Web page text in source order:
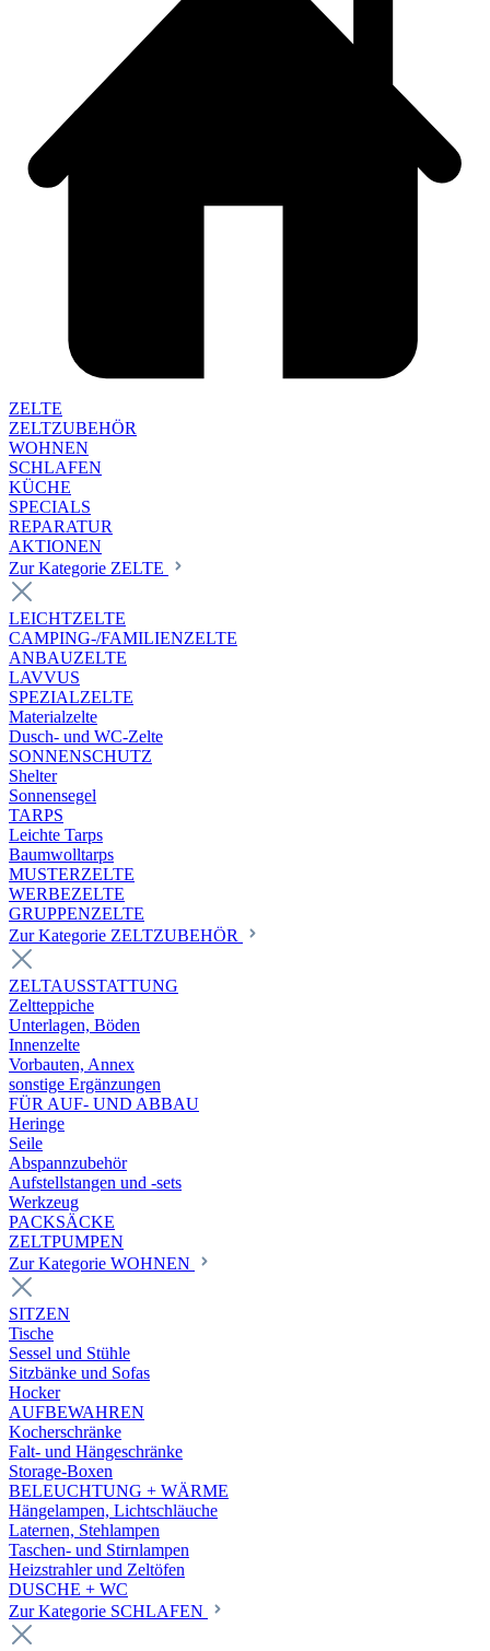
ZELTE
ZELTZUBEHÖR
WOHNEN
SCHLAFEN
KÜCHE
SPECIALS
REPARATUR
AKTIONEN
Zur Kategorie ZELTE
LEICHTZELTE
CAMPING-/FAMILIENZELTE
ANBAUZELTE
LAVVUS
SPEZIALZELTE
Materialzelte
Dusch- und WC-Zelte
SONNENSCHUTZ
Shelter
Sonnensegel
TARPS
Leichte Tarps
Baumwolltarps
MUSTERZELTE
WERBEZELTE
GRUPPENZELTE
Zur Kategorie ZELTZUBEHÖR
ZELTAUSSTATTUNG
Zeltteppiche
Unterlagen, Böden
Innenzelte
Vorbauten, Annex
sonstige Ergänzungen
FÜR AUF- UND ABBAU
Heringe
Seile
Abspannzubehör
Aufstellstangen und -sets
Werkzeug
PACKSÄCKE
ZELTPUMPEN
Zur Kategorie WOHNEN
SITZEN
Tische
Sessel und Stühle
Sitzbänke und Sofas
Hocker
AUFBEWAHREN
Kocherschränke
Falt- und Hängeschränke
Storage-Boxen
BELEUCHTUNG + WÄRME
Hängelampen, Lichtschläuche
Laternen, Stehlampen
Taschen- und Stirnlampen
Heizstrahler und Zeltöfen
DUSCHE + WC
Zur Kategorie SCHLAFEN